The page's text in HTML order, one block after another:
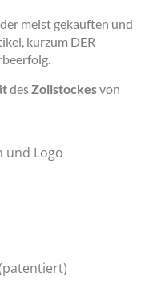
meist gekauften und
kurzum DER
des Zollstockesvon
und Logo